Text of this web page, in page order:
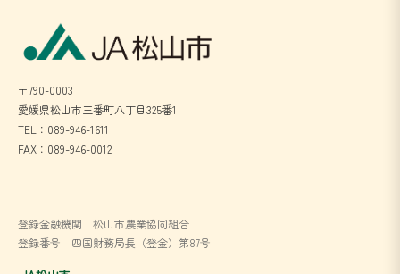
〒790-0003
愛媛県松山市三番町八丁目325番1
TEL：089-946-1611
FAX：089-946-0012
登録金融機関 松山市農業協同組合
登録番号 四国財務局長（登金）第87号